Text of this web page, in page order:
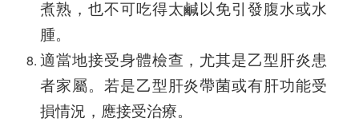
煮熟，也不可吃得太鹹以免引發腹水或水
腫。
適當地接受身體檢查，尤其是乙型肝炎患
者家屬。若是乙型肝炎帶菌或有肝功能受
損情況，應接受治療。